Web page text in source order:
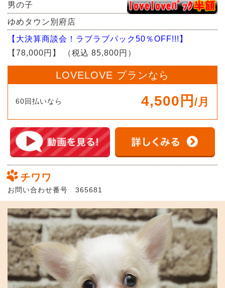
男の子
ゆめタウン別府店
【大決算商談会！ラブラブパック50％OFF!!!】
【78,000円】
（税込 85,800円）
LOVELOVE プランなら
60回払いなら 4,500円 /月
チワワ
お問い合わせ番号 365681